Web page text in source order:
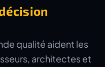
qualité aident les
architectes et